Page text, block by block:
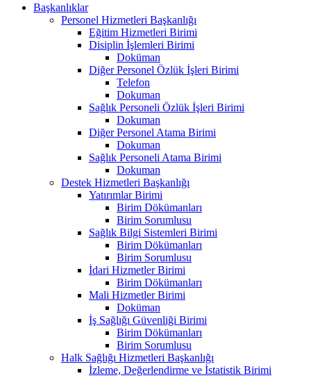
Başkanlıklar
Personel Hizmetleri Başkanlığı
Eğitim Hizmetleri Birimi
Disiplin İşlemleri Birimi
Doküman
Diğer Personel Özlük İşleri Birimi
Telefon
Dokuman
Sağlık Personeli Özlük İşleri Birimi
Dokuman
Diğer Personel Atama Birimi
Dokuman
Sağlık Personeli Atama Birimi
Dokuman
Destek Hizmetleri Başkanlığı
Yatırımlar Birimi
Birim Dökümanları
Birim Sorumlusu
Sağlık Bilgi Sistemleri Birimi
Birim Dökümanları
Birim Sorumlusu
İdari Hizmetler Birimi
Birim Dökümanları
Mali Hizmetler Birimi
Doküman
İş Sağlığı Güvenliği Birimi
Birim Dökümanları
Birim Sorumlusu
Halk Sağlığı Hizmetleri Başkanlığı
İzleme, Değerlendirme ve İstatistik Birimi